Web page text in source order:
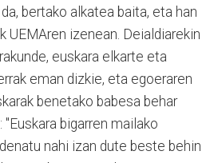
bertako alkatea baita, eta han
UEMAren izenean. Deialdiarekin
euskara elkarte eta
eman dizkie, eta egoeraren
benetako babesa behar
"Euskara bigarren mailako
nahi izan dute beste behin